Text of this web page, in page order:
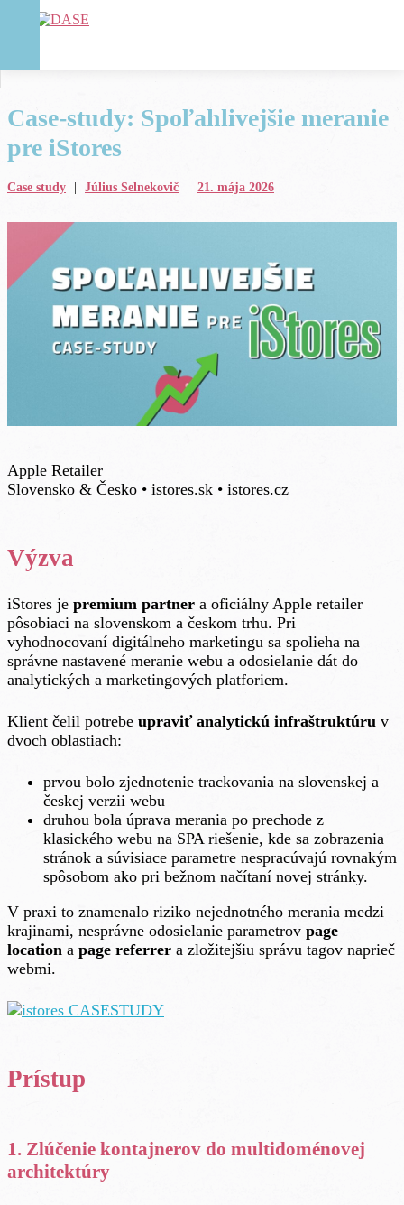
Case-study: Spoľahlivejšie meranie
pre iStores
Case study Július Selnekovič 21. mája 2026
Apple Retailer
Slovensko & Česko • istores.sk • istores.cz
Výzva
iStores je premium partner a oficiálny Apple retailer
pôsobiaci na slovenskom a českom trhu. Pri
vyhodnocovaní digitálneho marketingu sa spolieha na
správne nastavené meranie webu a odosielanie dát do
analytických a marketingových platforiem.
Klient čelil potrebe upraviť analytickú infraštruktúru v
dvoch oblastiach:
prvou bolo zjednotenie trackovania na slovenskej a
českej verzii webu
druhou bola úprava merania po prechode z
klasického webu na SPA riešenie, kde sa zobrazenia
stránok a súvisiace parametre nespracúvajú rovnakým
spôsobom ako pri bežnom načítaní novej stránky.
V praxi to znamenalo riziko nejednotného merania medzi
krajinami, nesprávne odosielanie parametrov page
location a page referrer a zložitejšiu správu tagov naprieč
webmi.
Prístup
1. Zlúčenie kontajnerov do multidoménovej
architektúry